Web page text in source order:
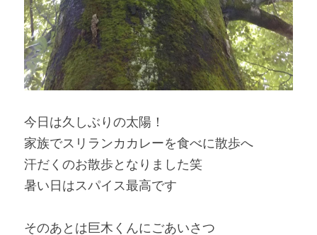
今日は久しぶりの太陽！
家族でスリランカカレーを食べに散歩へ
汗だくのお散歩となりました笑
暑い日はスパイス最高です
そのあとは巨木くんにごあいさつ